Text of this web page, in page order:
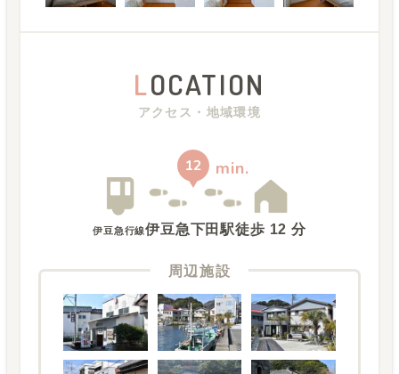
LOCATION
アクセス・地域環境
12 min.
伊豆急行線伊豆急下田駅徒歩 12 分
周辺施設